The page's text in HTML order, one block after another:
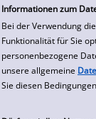
Informationen zum
Bei der Verwendung
Funktionalität für Sie
personenbezogene
unsere allgemeine
Sie diesen
zur Navigation
zum Inhalt springen